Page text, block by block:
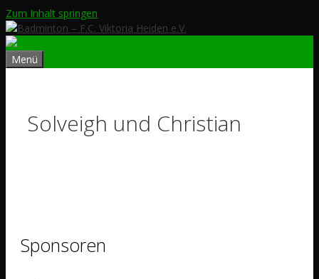
Zum Inhalt springen
Menü
Solveigh und Christian
Sponsoren